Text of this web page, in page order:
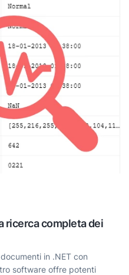
ricerca completa dei
in .NET con
software offre potenti